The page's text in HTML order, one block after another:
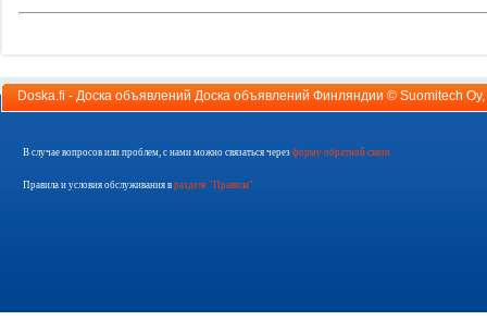
Doska.fi - Доска объявлений Доска объявлений Финляндии © Suomitech Oy
В случае вопросов или проблем, с нами можно связаться через форму обратной связи
Правила и условия обслуживания в разделе "Правила"